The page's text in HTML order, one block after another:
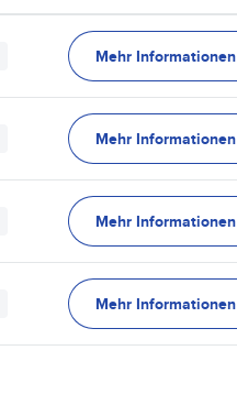
Mehr Informationen
Mehr Informationen
Mehr Informationen
Mehr Informationen